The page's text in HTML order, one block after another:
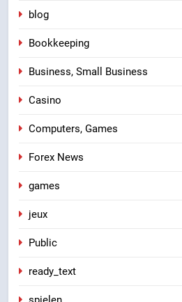
blog
Bookkeeping
Business, Small Business
Casino
Computers, Games
Forex News
games
jeux
Public
ready_text